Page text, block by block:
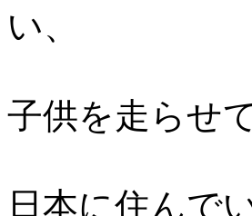
い、
子供を走らせ
日本に住んで